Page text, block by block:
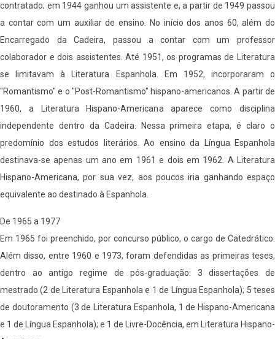
contratado; em 1944 ganhou um assistente e, a partir de 1949 passou
a contar com um auxiliar de ensino. No início dos anos 60, além do
Encarregado da Cadeira, passou a contar com um professor
colaborador e dois assistentes. Até 1951, os programas de Literatura
se limitavam à Literatura Espanhola. Em 1952, incorporaram o
"Romantismo" e o "Post-Romantismo" hispano-americanos. A partir de
1960, a Literatura Hispano-Americana aparece como disciplina
independente dentro da Cadeira. Nessa primeira etapa, é claro o
predomínio dos estudos literários. Ao ensino da Língua Espanhola
destinava-se apenas um ano em 1961 e dois em 1962. A Literatura
Hispano-Americana, por sua vez, aos poucos iria ganhando espaço
equivalente ao destinado à Espanhola.
De 1965 a 1977
Em 1965 foi preenchido, por concurso público, o cargo de Catedrático.
Além disso, entre 1960 e 1973, foram defendidas as primeiras teses,
dentro ao antigo regime de pós-graduação: 3 dissertações de
mestrado (2 de Literatura Espanhola e 1 de Língua Espanhola); 5 teses
de doutoramento (3 de Literatura Espanhola, 1 de Hispano-Americana
e 1 de Língua Espanhola); e 1 de Livre-Docência, em Literatura Hispano-